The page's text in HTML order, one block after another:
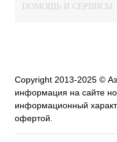
ПОМОЩЬ И СЕРВИСЫ
Copyright 2013-2025 ©
информация на сайте
информационный
офертой.